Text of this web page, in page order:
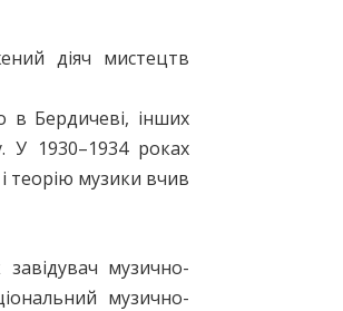
діяч мистецтв
в Бердичеві, інших
У 1930–1934 роках
теорію музики вчив
музично-
музично-